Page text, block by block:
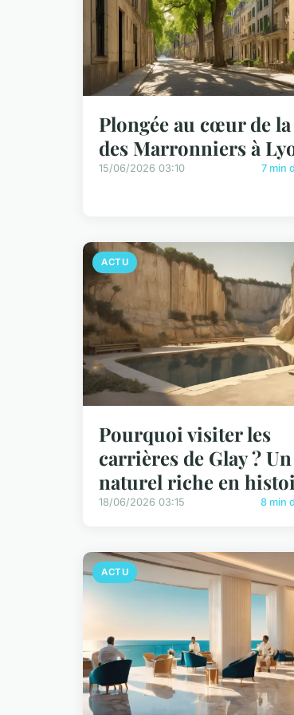
Plongée au cœur de
des Marronniers à
15/06/2026 03:10 7 min
ACTU
Pourquoi visiter les
carrières de Glay ?
naturel riche en
18/06/2026 03:15 8 min
ACTU